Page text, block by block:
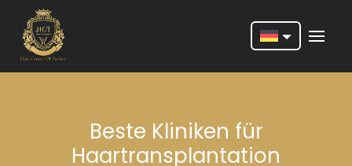
Français
Deutsch
Beste Kliniken für
Haartransplantation